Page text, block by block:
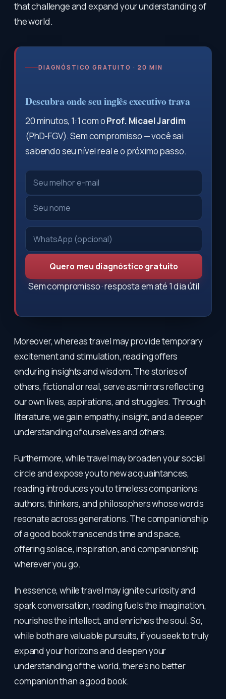
that challenge and expand your understanding of
the world.
DIAGNÓSTICO GRATUITO · 20 MIN
Descubra onde seu inglês executivo trava
20 minutos, 1:1 com oProf. Micael Jardim
(PhD-FGV). Sem compromisso — você sai
sabendo seu nível real e o próximo passo.
Quero meu diagnóstico gratuito
Sem compromisso · resposta em até 1 dia útil
Moreover, whereas travel may provide temporary
excitement and stimulation, reading offers
enduring insights and wisdom. The stories of
others, fictional or real, serve as mirrors reflecting
our own lives, aspirations, and struggles. Through
literature, we gain empathy, insight, and a deeper
understanding of ourselves and others.
Furthermore, while travel may broaden your social
circle and expose you to new acquaintances,
reading introduces you to timeless companions:
authors, thinkers, and philosophers whose words
resonate across generations. The companionship
of a good book transcends time and space,
offering solace, inspiration, and companionship
wherever you go.
In essence, while travel may ignite curiosity and
spark conversation, reading fuels the imagination,
nourishes the intellect, and enriches the soul. So,
while both are valuable pursuits, if you seek to truly
expand your horizons and deepen your
understanding of the world, there's no better
companion than a good book.